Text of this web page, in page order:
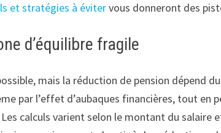
et stratégies à évitervous donneront des
d’équilibre fragile
mais la réduction de pension dépend
par l’effet d’aubaques financières, tout
calculs varient selon le montant du